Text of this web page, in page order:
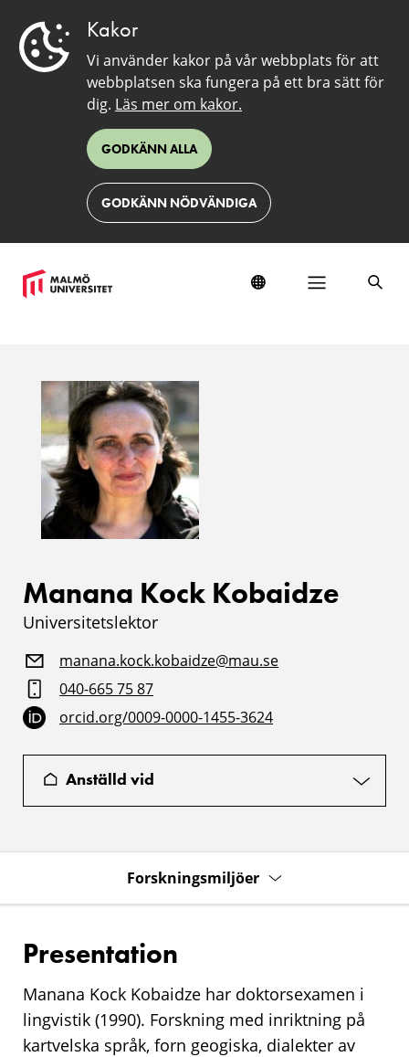
Kakor
Vi använder kakor på vår webbplats för att
webbplatsen ska fungera på ett bra sätt för
dig. Läs mer om kakor.
GODKÄNN ALLA
GODKÄNN NÖDVÄNDIGA
Manana Kock Kobaidze
Universitetslektor
manana.kock.kobaidze@mau.se
040-665 75 87
orcid.org/0009-0000-1455-3624
Anställd vid
Forskningsmiljöer
Presentation
Manana Kock Kobaidze har doktorsexamen i
lingvistik (1990). Forskning med inriktning på
kartvelska språk, forn geogiska, dialekter av